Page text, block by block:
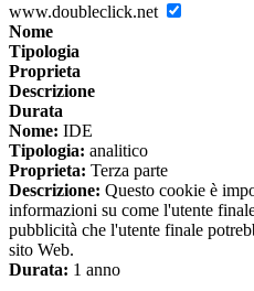
www.doubleclick.net
Nome
Tipologia
Proprieta
Descrizione
Durata
Nome: IDE
Tipologia: analitico
Proprieta: Terza parte
Descrizione: Questo cookie è
informazioni su come l'utente
pubblicità che l'utente finale
sito Web.
Durata: 1 anno